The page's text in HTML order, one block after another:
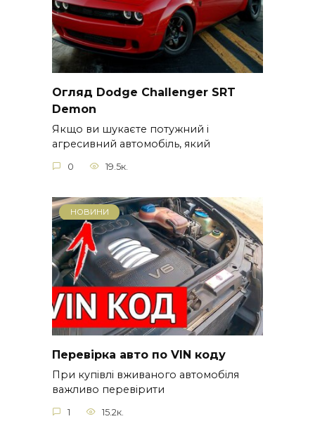
Огляд Dodge Challenger SRT
Demon
Якщо ви шукаєте потужний і
агресивний автомобіль, який
0 19.5к.
НОВИНИ
Перевірка авто по VIN коду
При купівлі вживаного автомобіля
важливо перевірити
1 15.2к.